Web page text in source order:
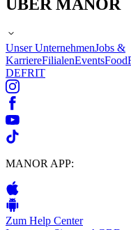
ÜBER MANOR
Unser UnternehmenJobs &
KarriereFilialenEventsFood
DEFRIT
MANOR APP:
Zum Help Center